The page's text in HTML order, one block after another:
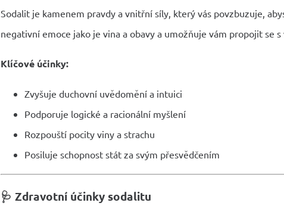
Sodalit je kamenem pravdy a vnitřní síly, který vás povzbuzuje,
negativní emoce jako je vina a obavy a umožňuje vám propojit se
Klíčové účinky:
Zvyšuje duchovní uvědomění a intuici
Podporuje logické a racionální myšlení
Rozpouští pocity viny a strachu
Posiluje schopnost stát za svým přesvědčením
🩺 Zdravotní účinky sodalitu